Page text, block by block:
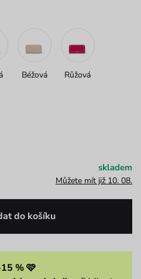
Béžová Růžová
skladem
Můžete mít již 10. 08.
do košíku
% 🩷